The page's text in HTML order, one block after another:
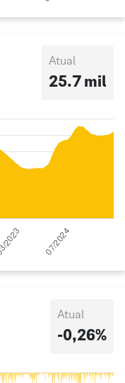
Atual
25.7 mil
Atual
-0,26%